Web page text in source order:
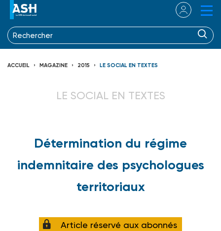
ACCUEIL MAGAZINE 2015 LE SOCIAL EN TEXTES
LE SOCIAL EN TEXTES
Détermination du régime
indemnitaire des psychologues
territoriaux
Article réservé aux abonnés